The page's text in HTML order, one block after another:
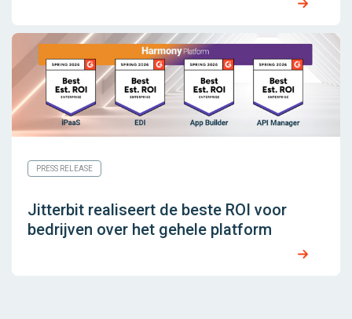
PRESS RELEASE
Jitterbit realiseert de beste ROI voor
bedrijven over het gehele platform